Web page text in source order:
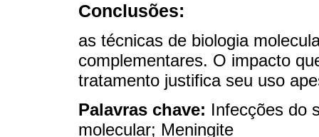
Conclusões:
as técnicas de biologia
complementares. O impacto
tratamento justifica seu uso
Palavras chave: Infecções do
molecular; Meningite